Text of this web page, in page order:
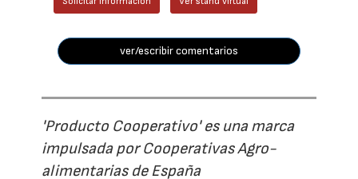
ver/escribir comentarios
'Producto Cooperativo' es una marca
impulsada por Cooperativas Agro-
alimentarias de España